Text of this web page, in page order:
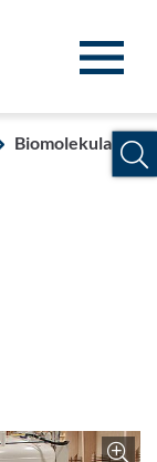
Biomolekulare